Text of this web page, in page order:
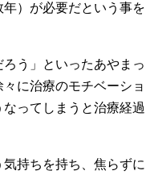
）が必要だという事を
う」といったあやまっ
に治療のモチベーショ
ってしまうと治療経過
持ちを持ち、焦らずに